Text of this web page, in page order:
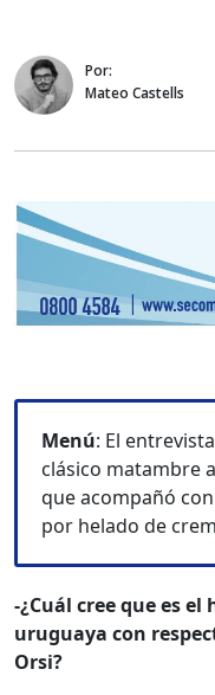
Por:
Mateo Castells
Menú: El
clásico matambre
que acompañó
por helado de
-¿Cuál cree que es
uruguaya con
Orsi?